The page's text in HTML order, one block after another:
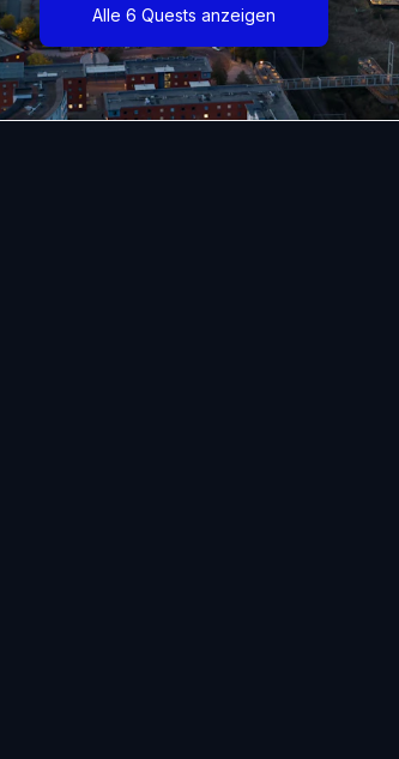
Alle 6 Quests anzeigen